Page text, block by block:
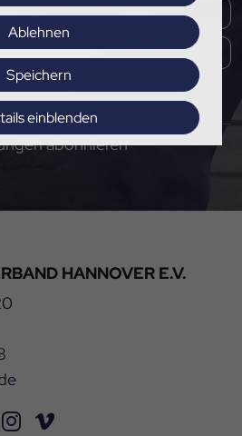
Ablehnen
Speichern
einblenden
| Datenschutz
abonnieren
HANNOVER E.V.